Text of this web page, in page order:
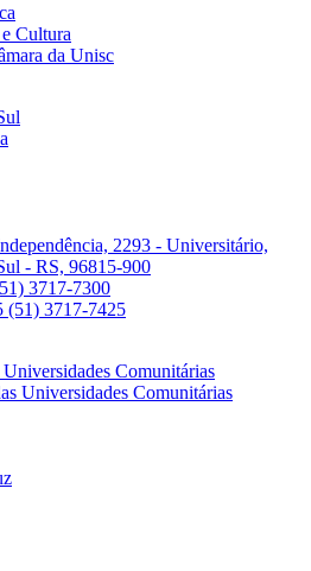
Cultura
da Unisc
2293 - Universitário,
- RS, 96815-900
3717-7300
(51) 3717-7425